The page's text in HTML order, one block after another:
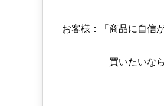
お客様：「商品に自信
買いたいなら買え